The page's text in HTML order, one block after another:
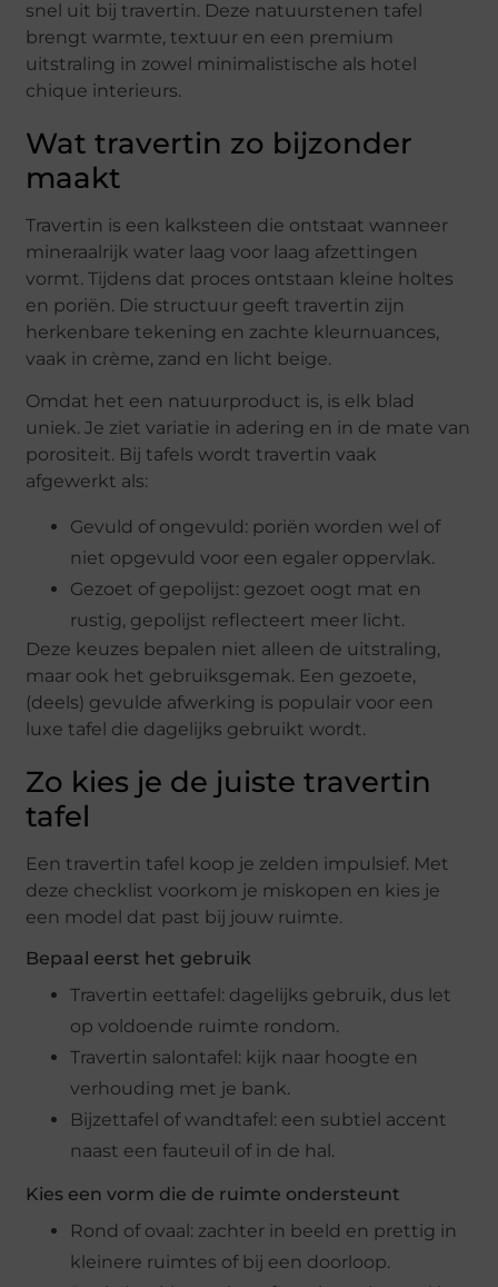
snel uit bij travertin. Deze natuurstenen tafel
brengt warmte, textuur en een premium
uitstraling in zowel minimalistische als hotel
chique interieurs.
Wat travertin zo bijzonder
maakt
Travertin is een kalksteen die ontstaat wanneer
mineraalrijk water laag voor laag afzettingen
vormt. Tijdens dat proces ontstaan kleine holtes
en poriën. Die structuur geeft travertin zijn
herkenbare tekening en zachte kleurnuances,
vaak in crème, zand en licht beige.
Omdat het een natuurproduct is, is elk blad
uniek. Je ziet variatie in adering en in de mate van
porositeit. Bij tafels wordt travertin vaak
afgewerkt als:
Gevuld of ongevuld: poriën worden wel of
niet opgevuld voor een egaler oppervlak.
Gezoet of gepolijst: gezoet oogt mat en
rustig, gepolijst reflecteert meer licht.
Deze keuzes bepalen niet alleen de uitstraling,
maar ook het gebruiksgemak. Een gezoete,
(deels) gevulde afwerking is populair voor een
luxe tafel die dagelijks gebruikt wordt.
Zo kies je de juiste travertin
tafel
Een travertin tafel koop je zelden impulsief. Met
deze checklist voorkom je miskopen en kies je
een model dat past bij jouw ruimte.
Bepaal eerst het gebruik
Travertin eettafel: dagelijks gebruik, dus let
op voldoende ruimte rondom.
Travertin salontafel: kijk naar hoogte en
verhouding met je bank.
Bijzettafel of wandtafel: een subtiel accent
naast een fauteuil of in de hal.
Kies een vorm die de ruimte ondersteunt
Rond of ovaal: zachter in beeld en prettig in
kleinere ruimtes of bij een doorloop.